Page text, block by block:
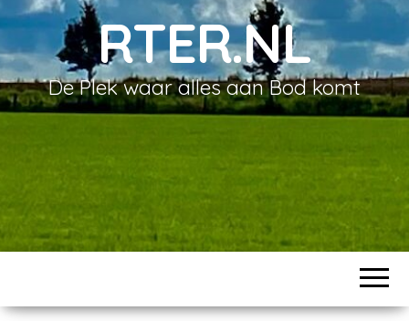
RTER.NL
De Plek waar alles aan Bod komt